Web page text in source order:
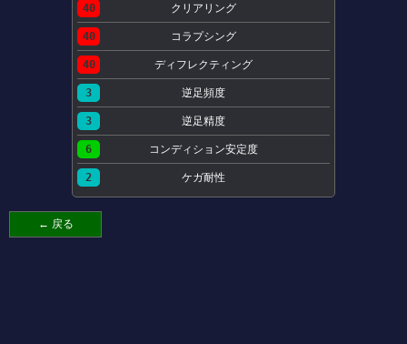
40 クリアリング
40 コラプシング
40 ディフレクティング
3 逆足頻度
3 逆足精度
6 コンディション安定度
2 ケガ耐性
← 戻る